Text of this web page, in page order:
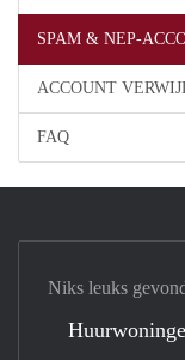
SPAM & NEP-
ACCOUNT
FAQ
Niks leuks